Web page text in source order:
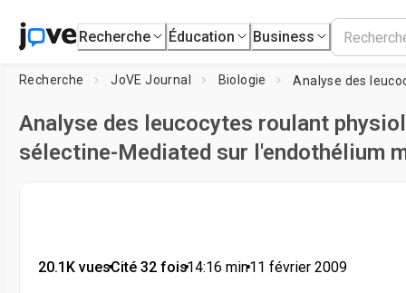
Recherche Éducation Business
Recherche JoVE Journal Biologie
Analyse des leucocytes roulant
sélectine-Mediated sur l'endothélium
20.1K vues•Cité 32 fois•14:16 min•11 février 2009